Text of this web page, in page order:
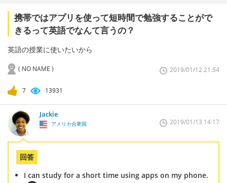
携帯ではアプリを使って短時間で勉強することがで
きるって英語でなんて言うの？
英語の授業に使いたいから
( NO NAME ) 2019/01/12 21:54
7 13931
Jackie
アメリカ合衆国 2019/01/13 14:17
回答
I can study for a short time using apps on my phone.